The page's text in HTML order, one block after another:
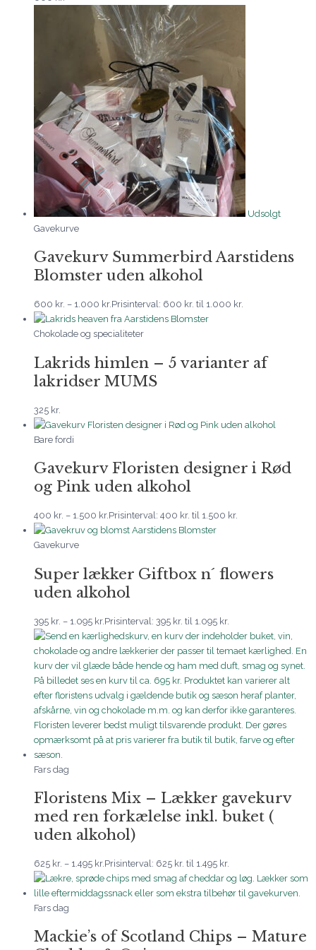
Udsolgt
Gavekurve
Gavekurv Summerbird Aarstidens
Blomster uden alkohol
600 kr. – 1.000 kr.Prisinterval: 600 kr. til 1.000 kr.
Chokolade og specialiteter
Lakrids himlen – 5 varianter af
lakridser MUMS
325 kr.
Bare fordi
Gavekurv Floristen designer i Rød
og Pink uden alkohol
400 kr. – 1.500 kr.Prisinterval: 400 kr. til 1.500 kr.
Gavekurve
Super lækker Giftbox n´ flowers
uden alkohol
395 kr. – 1.095 kr. Prisinterval: 395 kr. til 1.095 kr.
Fars dag
Floristens Mix – Lækker gavekurv
med ren forkælelse inkl. buket (
uden alkohol)
625 kr. – 1.495 kr.Prisinterval: 625 kr. til 1.495 kr.
Fars dag
Mackie’s of Scotland Chips – Mature